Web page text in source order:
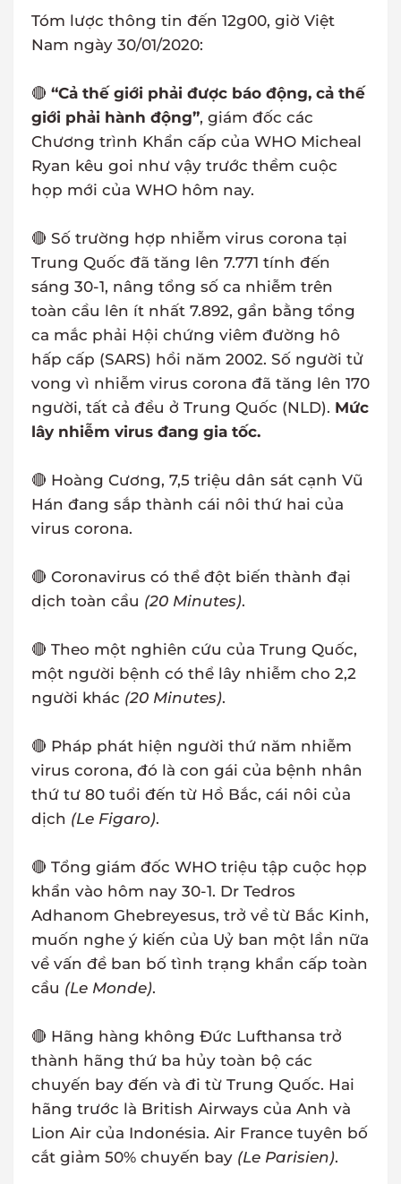
Tóm lược thông tin đến 12g00, giờ Việt
Nam ngày 30/01/2020:
🔴 “Cả thế giới phải được báo động, cả thế
giới phải hành động”, giám đốc các
Chương trình Khẩn cấp của WHO Micheal
Ryan kêu goi như vậy trước thềm cuộc
họp mới của WHO hôm nay.
🔴 Số trường hợp nhiễm virus corona tại
Trung Quốc đã tăng lên 7.771 tính đến
sáng 30-1, nâng tổng số ca nhiễm trên
toàn cầu lên ít nhất 7.892, gần bằng tổng
ca mắc phải Hội chứng viêm đường hô
hấp cấp (SARS) hồi năm 2002. Số người tử
vong vì nhiễm virus corona đã tăng lên 170
người, tất cả đều ở Trung Quốc (NLD). Mức
lây nhiễm virus đang gia tốc.
🔴 Hoàng Cương, 7,5 triệu dân sát cạnh Vũ
Hán đang sắp thành cái nôi thứ hai của
virus corona.
🔴 Coronavirus có thể đột biến thành đại
dịch toàn cầu (20 Minutes).
🔴 Theo một nghiên cứu của Trung Quốc,
một người bệnh có thể lây nhiễm cho 2,2
người khác (20 Minutes).
🔴 Pháp phát hiện người thứ năm nhiễm
virus corona, đó là con gái của bệnh nhân
thứ tư 80 tuổi đến từ Hồ Bắc, cái nôi của
dịch (Le Figaro).
🔴 Tổng giám đốc WHO triệu tập cuộc họp
khẩn vào hôm nay 30-1. Dr Tedros
Adhanom Ghebreyesus, trở về từ Bắc Kinh,
muốn nghe ý kiến của Uỷ ban một lần nữa
về vấn đề ban bố tình trạng khẩn cấp toàn
cầu (Le Monde).
🔴 Hãng hàng không Đức Lufthansa trở
thành hãng thứ ba hủy toàn bộ các
chuyến bay đến và đi từ Trung Quốc. Hai
hãng trước là British Airways của Anh và
Lion Air của Indonésia. Air France tuyên bố
cắt giảm 50% chuyến bay (Le Parisien).